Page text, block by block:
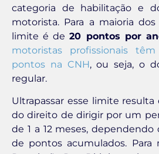
categoria de habilitação e
motorista. Para a maioria
limite é de20 pontos por
motoristas profissionais
pontos na CNH, ou seja, o
regular.
Ultrapassar esse limite resulta
do direito de dirigir por um
de 1 a 12 meses,
de pontos acumulados. Para